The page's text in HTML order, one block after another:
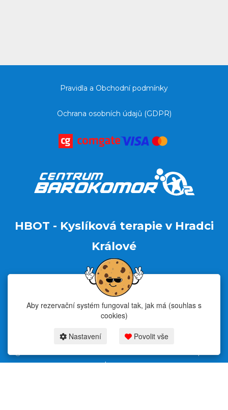
Pravidla a Obchodní podmínky
Ochrana osobních údajů (GDPR)
HBOT - Kyslíková terapie v Hradci
Králové
+420 606 477
+420 724 810
vyhrazena.
Aby rezervační systém fungoval tak, jak má (souhlas s
cookies)
Nastavení Povolit vše